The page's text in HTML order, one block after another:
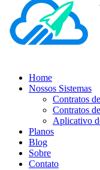
Home
Nossos Sistemas
Contratos
Contratos
Aplicativo
Planos
Blog
Sobre
Contato